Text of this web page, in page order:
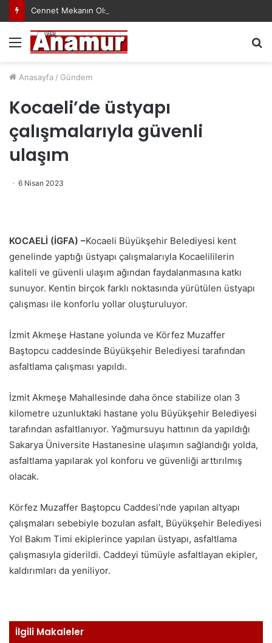
Cennet Mekanın Olsun Duygu Öksüz Canova
Menü
Anasayfa / Gündem
Kocaeli’de üstyapı
çalışmalarıyla güvenli
ulaşım
6 Nisan 2023
KOCAELİ (İGFA) –Kocaeli Büyükşehir Belediyesi kent
genelinde yaptığı üstyapı çalışmalarıyla Kocaelililerin
kaliteli ve güvenli ulaşım ağından faydalanmasına katkı
sunuyor. Kentin birçok farklı noktasında yürütülen üstyapı
çalışması ile konforlu yollar oluşturuluyor.
İzmit Akmeşe Hastane yolunda ve Körfez Muzaffer
Baştopcu caddesinde Büyükşehir Belediyesi tarafından
asfaltlama çalışması yapıldı.
İzmit Akmeşe Mahallesinde daha önce stabilize olan 3
kilometre uzunluktaki hastane yolu Büyükşehir Belediyesi
tarafından asfaltlanıyor. Yağmursuyu hattının da yapıldığı
Sakarya Üniversite Hastanesine ulaşımın sağlandığı yolda,
asfaltlama yapılarak yol konforu ve güvenliği arttırılmış
olacak.
Körfez Muzaffer Baştopcu Caddesi’nde yapılan altyapı
çalışmaları sebebiyle bozulan asfalt, Büyükşehir Belediyesi
Yol Bakım Timi ekiplerince yapılan üstyapı, asfaltlama
çalışmasıyla giderildi. Caddeyi tümüyle asfaltlayan ekipler,
kaldırımları da yeniliyor.
İlgili Makaleler